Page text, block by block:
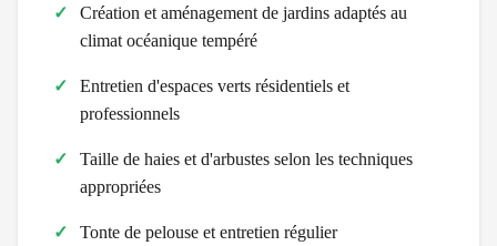
Création et aménagement de jardins adaptés au
climat océanique tempéré
Entretien d'espaces verts résidentiels et
professionnels
Taille de haies et d'arbustes selon les techniques
appropriées
Tonte de pelouse et entretien régulier